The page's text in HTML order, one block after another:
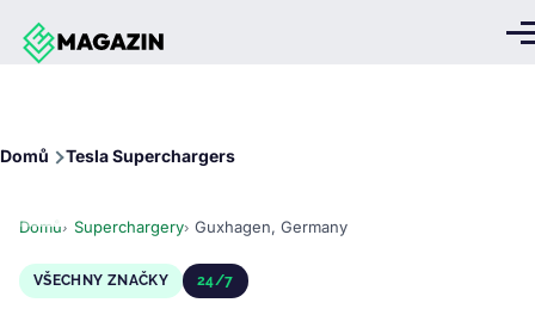
Přejít k hlavnímu obsahu
Domů Tesla Superchargers
Domů Superchargery Guxhagen, Germany
VŠECHNY ZNAČKY 24/7